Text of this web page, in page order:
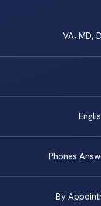
VA, MD,
Phones
By